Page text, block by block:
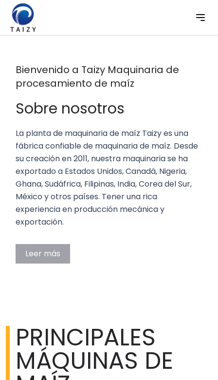
Bienvenido a Taizy Maquinaria de
procesamiento de maíz
Sobre nosotros
La planta de maquinaria de maíz Taizy es una
fábrica confiable de maquinaria de maíz. Desde
su creación en 2011, nuestra maquinaria se ha
exportado a Estados Unidos, Canadá, Nigeria,
Ghana, Sudáfrica, Filipinas, India, Corea del Sur,
México y otros países. Tener una rica
experiencia en producción mecánica y
exportación.
Leer más
PRINCIPALES
MÁQUINAS DE